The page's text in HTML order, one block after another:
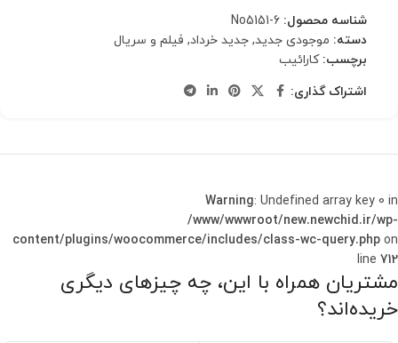
شناسه محصول: No5151-6
دسته: موجودی جدید, جدید خرداد, فیلم و سریال
برچسب: کارائیب
اشتراک گذاری:
Warning: Undefined array key 0 in
/www/wwwroot/new.newchid.ir/wp-
content/plugins/woocommerce/includes/class-wc-query.php on
line 712
مشتریان همراه با این، چه چیزهای دیگری
خریده‌اند؟